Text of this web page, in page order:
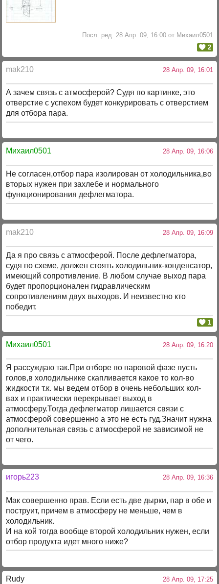
Посл. ред. 28 Апр. 09, 16:00 от Михаил0501
2
mak210 28 Апр. 09, 16:01
А зачем связь с атмосферой? Судя по картинке, это
отверстие с успехом будет конкурировать с отверстием
для отбора пара.
Михаил0501 28 Апр. 09, 16:06
Не согласен,отбор пара изолирован от холодильника,во
вторых нужен при захлебе и нормального
функционирования дефлегматора.
mak210 28 Апр. 09, 16:09
Да я про связь с атмосферой. После дефлегматора,
судя по схеме, должен стоять холодильник-конденсатор,
имеющий сопротивление. В любом случае выход пара
будет пропорционален гидравлическим
сопротивлениям двух выходов. И неизвестно кто
победит.
1
Михаил0501 28 Апр. 09, 16:20
Я рассуждаю так.При отборе по паровой фазе пусть
голов,в холодильнике скапливается какое то кол-во
жидкости т.к. мы ведем отбор в очень небольших кол-
вах и практически перекрывает выход в
атмосферу.Тогда дефлегматор лишается связи с
атмосферой совершенно а это не есть гуд.Значит нужна
дополнительная связь с атмосферой не зависимой не
от чего.
игорь223 28 Апр. 09, 16:36
Мак совершенно прав. Если есть две дырки, пар в обе и
поструит, причем в атмосферу не меньше, чем в
холодильник.
И на кой тогда вообще второй холодильник нужен, если
отбор продукта идет много ниже?
Rudy 28 Апр. 09, 17:25